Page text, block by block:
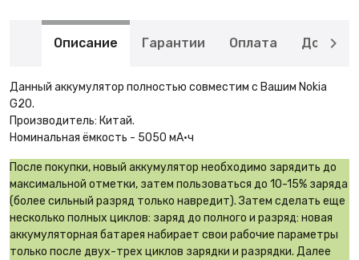
Описание Гарантии Оплата
Данный аккумулятор полностью совместим с Вашим Nokia
G20.
Производитель: Китай.
Номинальная ёмкость - 5050 мА·ч
После покупки, новый аккумулятор необходимо зарядить до
максимальной отметки, затем пользоваться до 10-15% заряда
(более сильный разряд только навредит). Затем сделать еще
несколько полных циклов: заряд до полного и разряд: новая
аккумуляторная батарея набирает свои рабочие параметры
только после двух-трех циклов зарядки и разрядки. Далее